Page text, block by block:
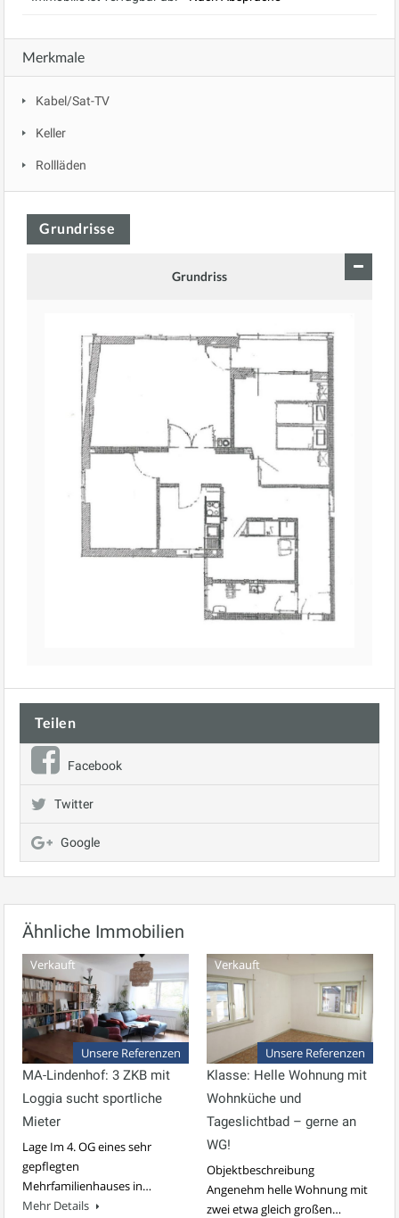
Merkmale
Kabel/Sat-TV
Keller
Rollläden
Grundrisse
Grundriss
Teilen
Facebook
Twitter
Google
Ähnliche Immobilien
Verkauft
Unsere Referenzen
MA-Lindenhof: 3 ZKB mit
Loggia sucht sportliche
Mieter
Lage Im 4. OG eines sehr
gepflegten
Mehrfamilienhauses in…
Mehr Details
Verkauft
Unsere Referenzen
Klasse: Helle Wohnung mit
Wohnküche und
Tageslichtbad – gerne an
WG!
Objektbeschreibung
Angenehm helle Wohnung mit
zwei etwa gleich großen…